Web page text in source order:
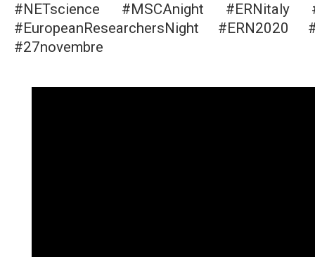
#NETscience #MSCAnight #ERNitaly
#EuropeanResearchersNight #ERN2020
#27novembre